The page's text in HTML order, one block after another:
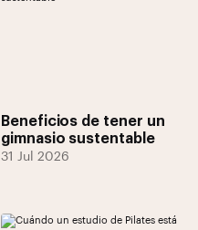
Beneficios de tener un
gimnasio sustentable
31 Jul 2026